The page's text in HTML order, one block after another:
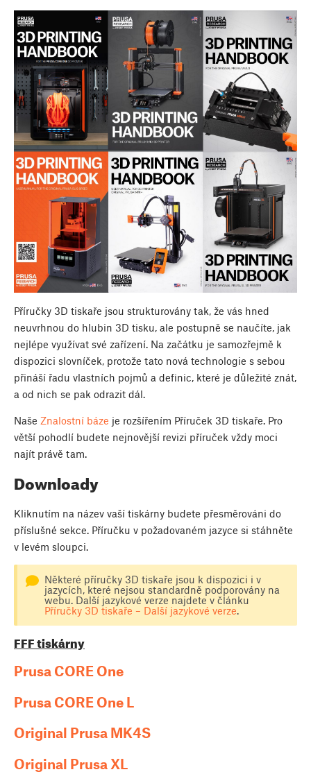
Příručky 3D tiskaře jsou strukturovány tak, že vás hned
neuvrhnou do hlubin 3D tisku, ale postupně se naučíte, jak
nejlépe využívat své zařízení. Na začátku je samozřejmě k
dispozici slovníček, protože tato nová technologie s sebou
přináší řadu vlastních pojmů a definic, které je důležité znát,
a od nich se pak odrazit dál.
Naše Znalostní báze je rozšířením Příruček 3D tiskaře. Pro
větší pohodlí budete nejnovější revizi příruček vždy moci
najít právě tam.
Downloady
Kliknutím na název vaší tiskárny budete přesměrováni do
příslušné sekce. Příručku v požadovaném jazyce si stáhněte
v levém sloupci.
Některé příručky 3D tiskaře jsou k dispozici i v
jazycích, které nejsou standardně podporovány na
webu. Další jazykové verze najdete v článku
Příručky 3D tiskaře – Další jazykové verze.
FFF tiskárny
Prusa CORE One
Prusa CORE One L
Original Prusa MK4S
Original Prusa XL